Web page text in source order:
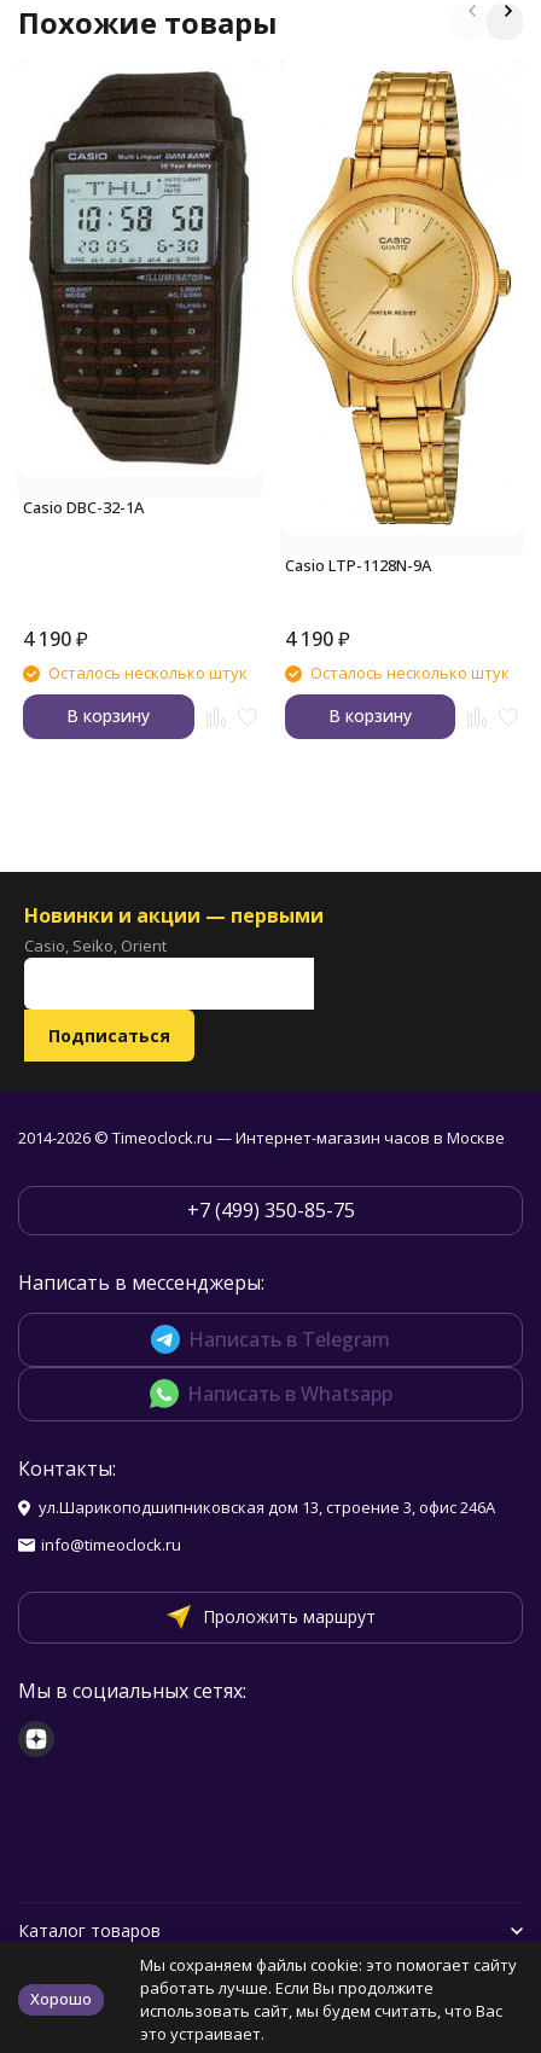
Похожие товары
Casio DBC-32-1A
4 190₽
Осталось несколько штук
В корзину
Casio LTP-1128N-9A
4 190 ₽
Осталось несколько штук
В корзину
Новинки и акции — первыми
Casio, Seiko, Orient
2014-2026 © Timeoclock.ru — Интернет-магазин часов в Москве
+7 (499) 350-85-75
Написать в мессенджеры:
Написать в Telegram
Написать в Whatsapp
Контакты:
ул.Шарикоподшипниковская дом 13, строение 3, офис 246А
info@timeoclock.ru
Проложить маршрут
Мы в социальных сетях:
Каталог товаров
Помощь
Хорошо
Мы сохраняем файлы cookie: это помогает сайту
работать лучше. Если Вы продолжите
использовать сайт, мы будем считать, что Вас
это устраивает.